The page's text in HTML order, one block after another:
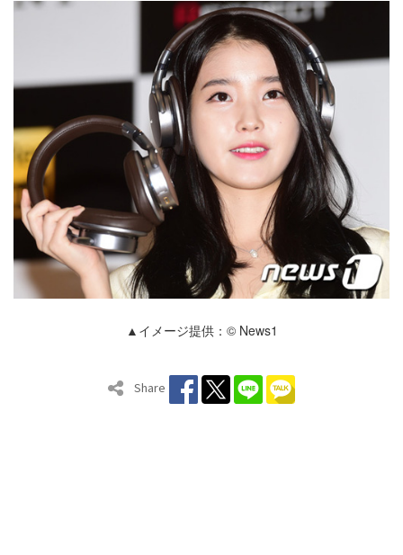
▲イメージ提供：© News1
Share